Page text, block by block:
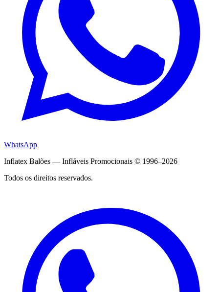
WhatsApp
Inflatex Balões — Infláveis Promocionais © 1996–2026
Todos os direitos reservados.